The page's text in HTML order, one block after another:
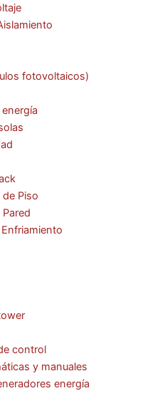
fotovoltaicos)
de Piso
control
y manuales
energía